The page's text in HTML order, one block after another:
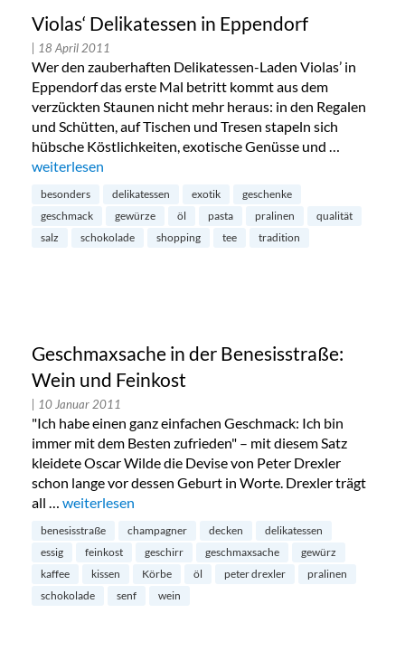
Violas‘ Delikatessen in Eppendorf
| 18 April 2011
Wer den zauberhaften Delikatessen-Laden Violas’ in
Eppendorf das erste Mal betritt kommt aus dem
verzückten Staunen nicht mehr heraus: in den Regalen
und Schütten, auf Tischen und Tresen stapeln sich
hübsche Köstlichkeiten, exotische Genüsse und …
„Violas‘ Delikatessen in Eppendorf“
weiterlesen
besonders delikatessen exotik
geschenke
geschmack
gewürze öl pasta pralinen
qualität
salz
schokolade shopping tee tradition
Geschmaxsache in der Benesisstraße:
Wein und Feinkost
| 10 Januar 2011
"Ich habe einen ganz einfachen Geschmack: Ich bin
immer mit dem Besten zufrieden" – mit diesem Satz
kleidete Oscar Wilde die Devise von Peter Drexler
schon lange vor dessen Geburt in Worte. Drexler trägt
all … „Geschmaxsache in der Benesisstraße: Wein und
weiterlesen
benesisstraße champagner decken
delikatessen
essig
feinkost geschirr geschmaxsache
gewürz
kaffee
kissen Körbe öl peter drexler
pralinen
schokolade
senf wein